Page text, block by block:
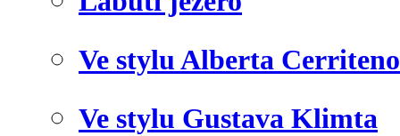
Ve stylu Alberta Cerriteno
Ve stylu Gustava Klimta